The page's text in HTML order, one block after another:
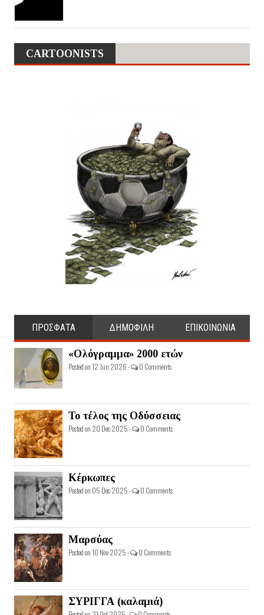
CARTOONISTS
ΠΡΟΣΦΑΤΑ ΔΗΜΟΦΙΛΗ ΕΠΙΚΟΙΝΩΝΙΑ
«Ολόγραμμα» 2000 ετών
Posted on 12 Jun 2026 - 0 Comments
Το τέλος της Οδύσσειας
Posted on 20 Dec 2025 - 0 Comments
Κέρκωπες
Posted on 05 Dec 2025 - 0 Comments
Μαρσύας
Posted on 10 Nov 2025 - 0 Comments
ΣΥΡΙΓΓΑ (καλαμιά)